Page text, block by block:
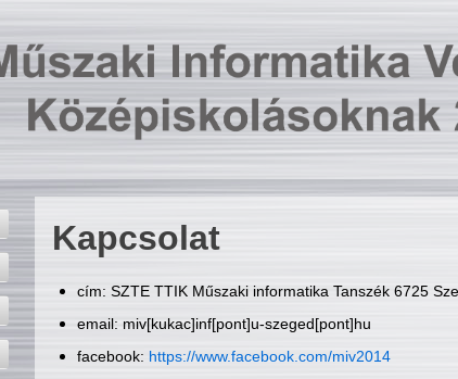
Kapcsolat
cím: SZTE TTIK Műszaki informatika Tanszék 6725
email: miv[kukac]inf[pont]u-szeged[pont]hu
facebook: https://www.facebook.com/miv2014